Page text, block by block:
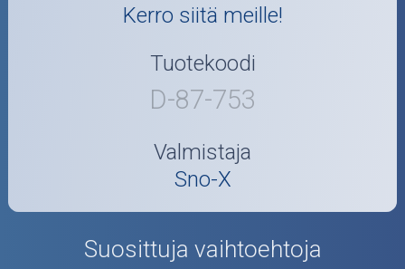
Kerro siitä meille!
Tuotekoodi
D-87-753
Valmistaja
Sno-X
Suosittuja vaihtoehtoja